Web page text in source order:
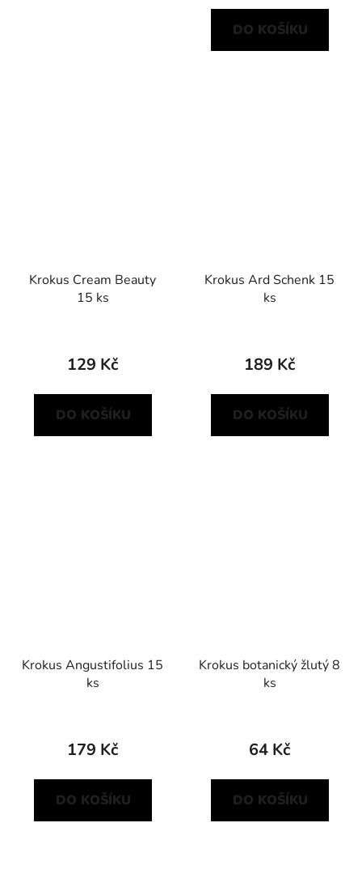
DO KOŠÍKU
Krokus Cream Beauty
15 ks
129 Kč
DO KOŠÍKU
Krokus Ard Schenk 15
ks
189 Kč
DO KOŠÍKU
Krokus Angustifolius 15
ks
179 Kč
DO KOŠÍKU
Krokus botanický žlutý 8
ks
64 Kč
DO KOŠÍKU